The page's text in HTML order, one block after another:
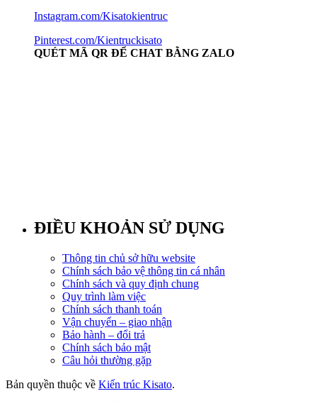
Instagram.com/Kisatokientruc
Pinterest.com/Kientruckisato
QUÉT MÃ QR ĐỂ CHAT BẰNG ZALO
ĐIỀU KHOẢN SỬ DỤNG
Thông tin chủ sở hữu website
Chính sách bảo vệ thông tin cá nhân
Chính sách và quy định chung
Quy trình làm việc
Chính sách thanh toán
Vận chuyển – giao nhận
Bảo hành – đổi trả
Chính sách bảo mật
Câu hỏi thường gặp
Bản quyền thuộc về Kiến trúc Kisato.